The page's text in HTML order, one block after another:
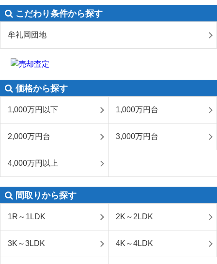
こだわり条件から探す
牟礼岡団地
価格から探す
1,000万円以下 1,000万円台
2,000万円台 3,000万円台
4,000万円以上
間取りから探す
1R～1LDK 2K～2LDK
3K～3LDK 4K～4LDK